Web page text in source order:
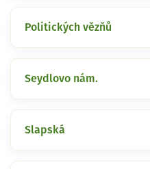
Politických vězňů
Seydlovo nám.
Slapská